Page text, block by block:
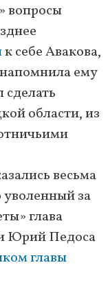
вопросы
к себе Авакова,
напомнила ему
области, из
весьма
за
глава
Юрий Педоса
главы